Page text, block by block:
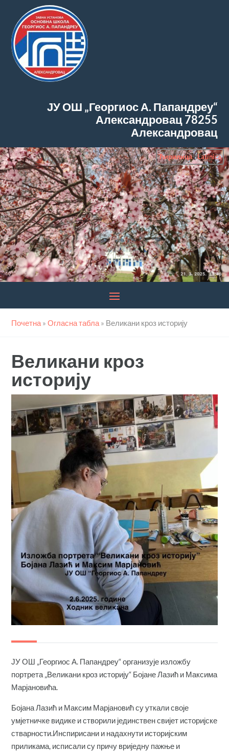
ЈУ ОШ „Георгиос А. Папандреу“
Александровац78255
Александровац
Ћирилица|Latinica
Почетна »Огласна табла » Великани кроз историју
Великани кроз
историју
ЈУ ОШ „Георгиос А. Папандреу“ организује изложбу
портрета „Великани кроз историју“ Бојане Лазић и Максима
Марјановића.
Бојана Лазић и Максим Марјановић су уткали своје
умјетничке видике и створили јединствен свијет историјске
стварности.Инспирисани и надахнути историјским
приликама, исписали су причу вриједну пажње и